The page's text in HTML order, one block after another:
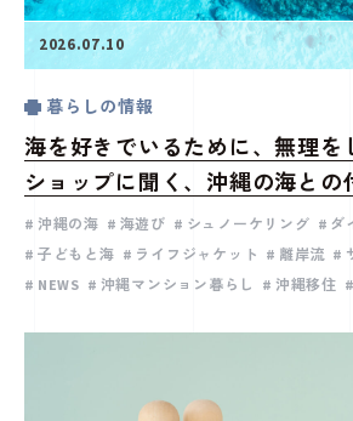
2026.07.10
暮らしの情報
海を好きでいるために、無理を
ショップに聞く、沖縄の海との
沖縄の海 海遊び シュノーケリング ダ
子どもと海
ライフジャケット 離岸流
NEWS
沖縄マンション暮らし 沖縄移住